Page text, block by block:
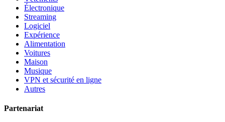
Électronique
Streaming
Logiciel
Expérience
Alimentation
Voitures
Maison
Musique
VPN et sécurité en ligne
Autres
Partenariat